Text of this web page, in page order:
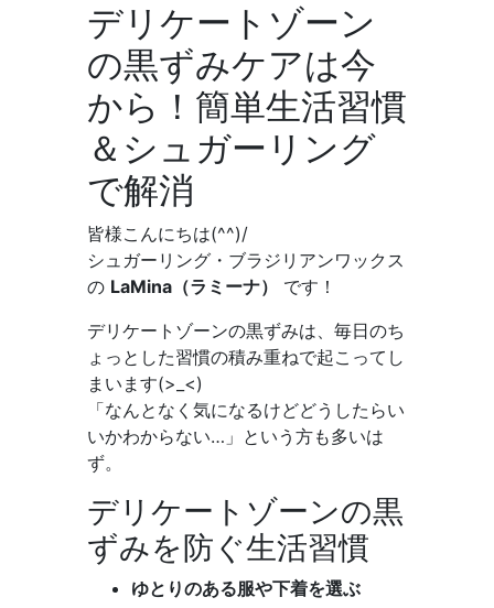
デリケートゾーン
の黒ずみケアは今
から！簡単生活習慣
＆シュガーリング
で解消
皆様こんにちは(^^)/
シュガーリング・ブラジリアンワックス
の LaMina（ラミーナ）
です！
デリケートゾーンの黒ずみは、毎日のち
ょっとした習慣の積み重ねで起こってし
まいます(>_<)
「なんとなく気になるけどどうしたらい
いかわからない…」という方も多いは
ず。
デリケートゾーンの黒
ずみを防ぐ生活習慣
ゆとりのある服や下着を選ぶ